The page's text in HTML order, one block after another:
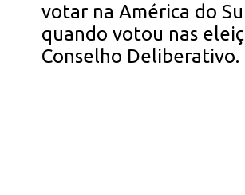
votar na América do
quando votou nas
Conselho Deliberativo.